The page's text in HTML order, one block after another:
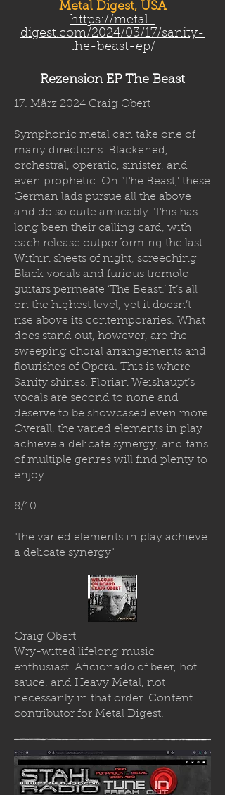
Metal Digest, USA
https://metal-
digest.com/2024/03/17/sanity-
the-beast-ep/
Rezension EP The Beast
17. März 2024 Craig Obert
Symphonic metal can take one of
many directions. Blackened,
orchestral, operatic, sinister, and
even prophetic. On ‘The Beast,’ these
German lads pursue all the above
and do so quite amicably. This has
long been their calling card, with
each release outperforming the last.
Within sheets of night, screeching
Black vocals and furious tremolo
guitars permeate ‘The Beast.’ It’s all
on the highest level, yet it doesn’t
rise above its contemporaries. What
does stand out, however, are the
sweeping choral arrangements and
flourishes of Opera. This is where
Sanity shines. Florian Weishaupt’s
vocals are second to none and
deserve to be showcased even more.
Overall, the varied elements in play
achieve a delicate synergy, and fans
of multiple genres will find plenty to
enjoy.
8/10
"the varied elements in play achieve
a delicate synergy"
Craig Obert
Wry-witted lifelong music
enthusiast. Aficionado of beer, hot
sauce, and Heavy Metal, not
necessarily in that order. Content
contributor for Metal Digest.